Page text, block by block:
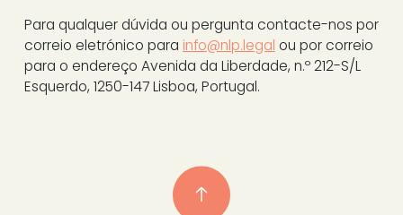
Para qualquer dúvida ou pergunta contacte-nos por
correio eletrónico para info@nlp.legal ou por correio
para o endereço Avenida da Liberdade, n.º 212-S/L
Esquerdo, 1250-147 Lisboa, Portugal.